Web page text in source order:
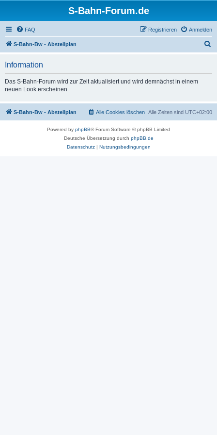
S-Bahn-Forum.de
FAQ Anmelden
Registrieren
S-Bahn-Bw - Abstellplan
Information
Das S-Bahn-Forum wird zur Zeit aktualisiert und wird demnächst in einem
neuen Look erscheinen.
S-Bahn-Bw - Abstellplan Alle Zeiten sind UTC+02:00
Alle Cookies löschen
Powered by phpBB® Forum Software © phpBB Limited
Deutsche Übersetzung durch phpBB.de
Datenschutz| Nutzungsbedingungen